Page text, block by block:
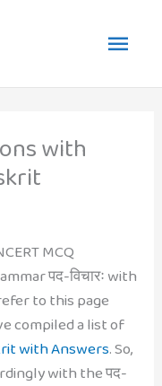
Main
with
MCQ
पद-विचारः with
to this page
compiled a list of
with Answers. So,
with the पद-